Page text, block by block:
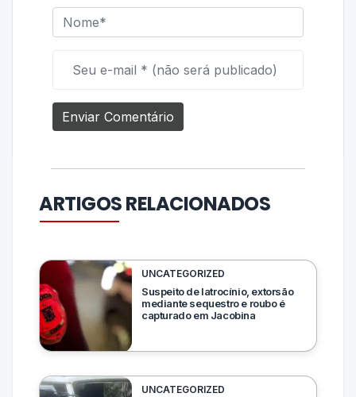
ARTIGOS RELACIONADOS
UNCATEGORIZED
Suspeito de latrocínio, extorsão
mediante sequestro e roubo é
capturado em Jacobina
UNCATEGORIZED